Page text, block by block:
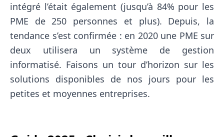
intégré l’était également (jusqu’à 84% pour les
PME de 250 personnes et plus). Depuis, la
tendance s’est confirmée : en 2020 une PME sur
deux utilisera un système de gestion
informatisé. Faisons un tour d’horizon sur les
solutions disponibles de nos jours pour les
petites et moyennes entreprises.